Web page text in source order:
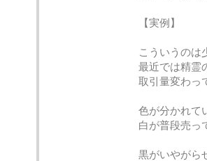
【実例】
こういうのは
最近では精霊
取引量変わっ
色が分かれて
白が普段売っ
黒がいやがら